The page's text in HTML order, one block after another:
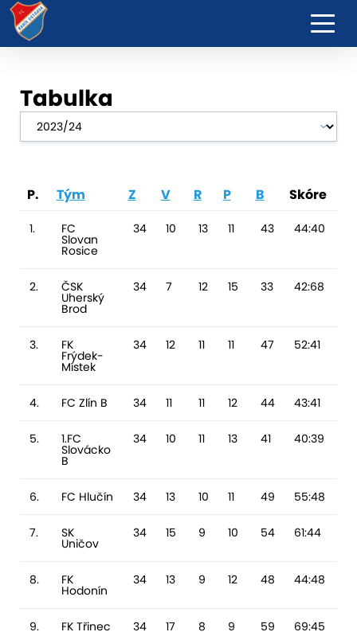
Tabulka
P. Tým Z V R P B Skóre
1. FC
Slovan
Rosice
34 10 13 11 43 44:40
2. ČSK
Uherský
Brod
34 7 12 15 33 42:68
3. FK
Frýdek-
Místek
34 12 11 11 47 52:41
4. FC Zlín B 34 11 11 12 44 43:41
5. 1.FC
Slovácko
B
34 10 11 13 41 40:39
6. FC Hlučín 34 13 10 11 49 55:48
7. SK
Uničov
34 15 9 10 54 61:44
8. FK
Hodonín
34 13 9 12 48 44:48
9. FK Třinec 34 17 8 9 59 69:45